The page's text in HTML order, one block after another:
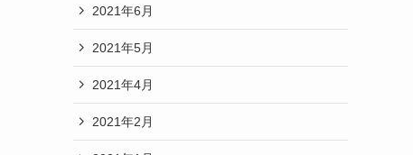
2021年6月
2021年5月
2021年4月
2021年2月